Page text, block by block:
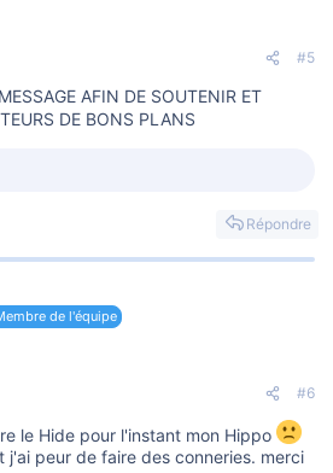
#5
AFIN DE SOUTENIR ET
DE BONS PLANS
Répondre
de l'équipe
#6
le Hide pour l'instant mon Hippo
j'ai peur de faire des conneries. merci